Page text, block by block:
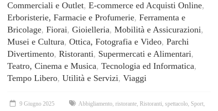
Commerciali e Outlet, E-commerce ed Acquisti Online,
Erboristerie, Farmacie e Profumerie, Ferramenta e
Bricolage, Fiorai, Gioielleria, Mobilità e Assicurazioni,
Musei e Cultura, Ottica, Fotografia e Video, Parchi
Divertimento, Ristoranti, Supermercati e Alimentari,
Teatro, Cinema e Musica, Tecnologia ed Informatica,
Tempo Libero, Utilità e Servizi, Viaggi
9 Giugno 2025 Abbigliamento, ristorante, Ristoranti, spettacolo, Sport,